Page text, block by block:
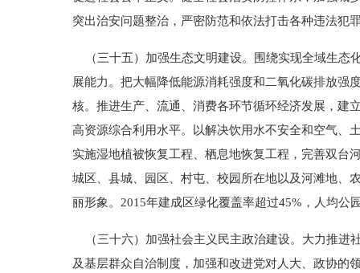
突出治安问题整治，严密防范和依法打击各种违法犯
（三十五）加强生态文明建设。围绕实现全域生态
展能力。把大幅降低能源消耗强度和二氧化碳排放强
核。推进生产、流通、消费各环节循环经济发展，建
高资源综合利用水平。以解决饮用水不安全和空气、
实施湿地植被恢复工程、栖息地恢复工程，完善双台
城区、县城、园区、村屯、校园所在地以及河滩地、
丽形象。2015年建成区绿化覆盖率超过45%，人均公
（三十六）加强社会主义民主政治建设。大力推进
及基层群众自治制度，加强和改进党对人大、政协的